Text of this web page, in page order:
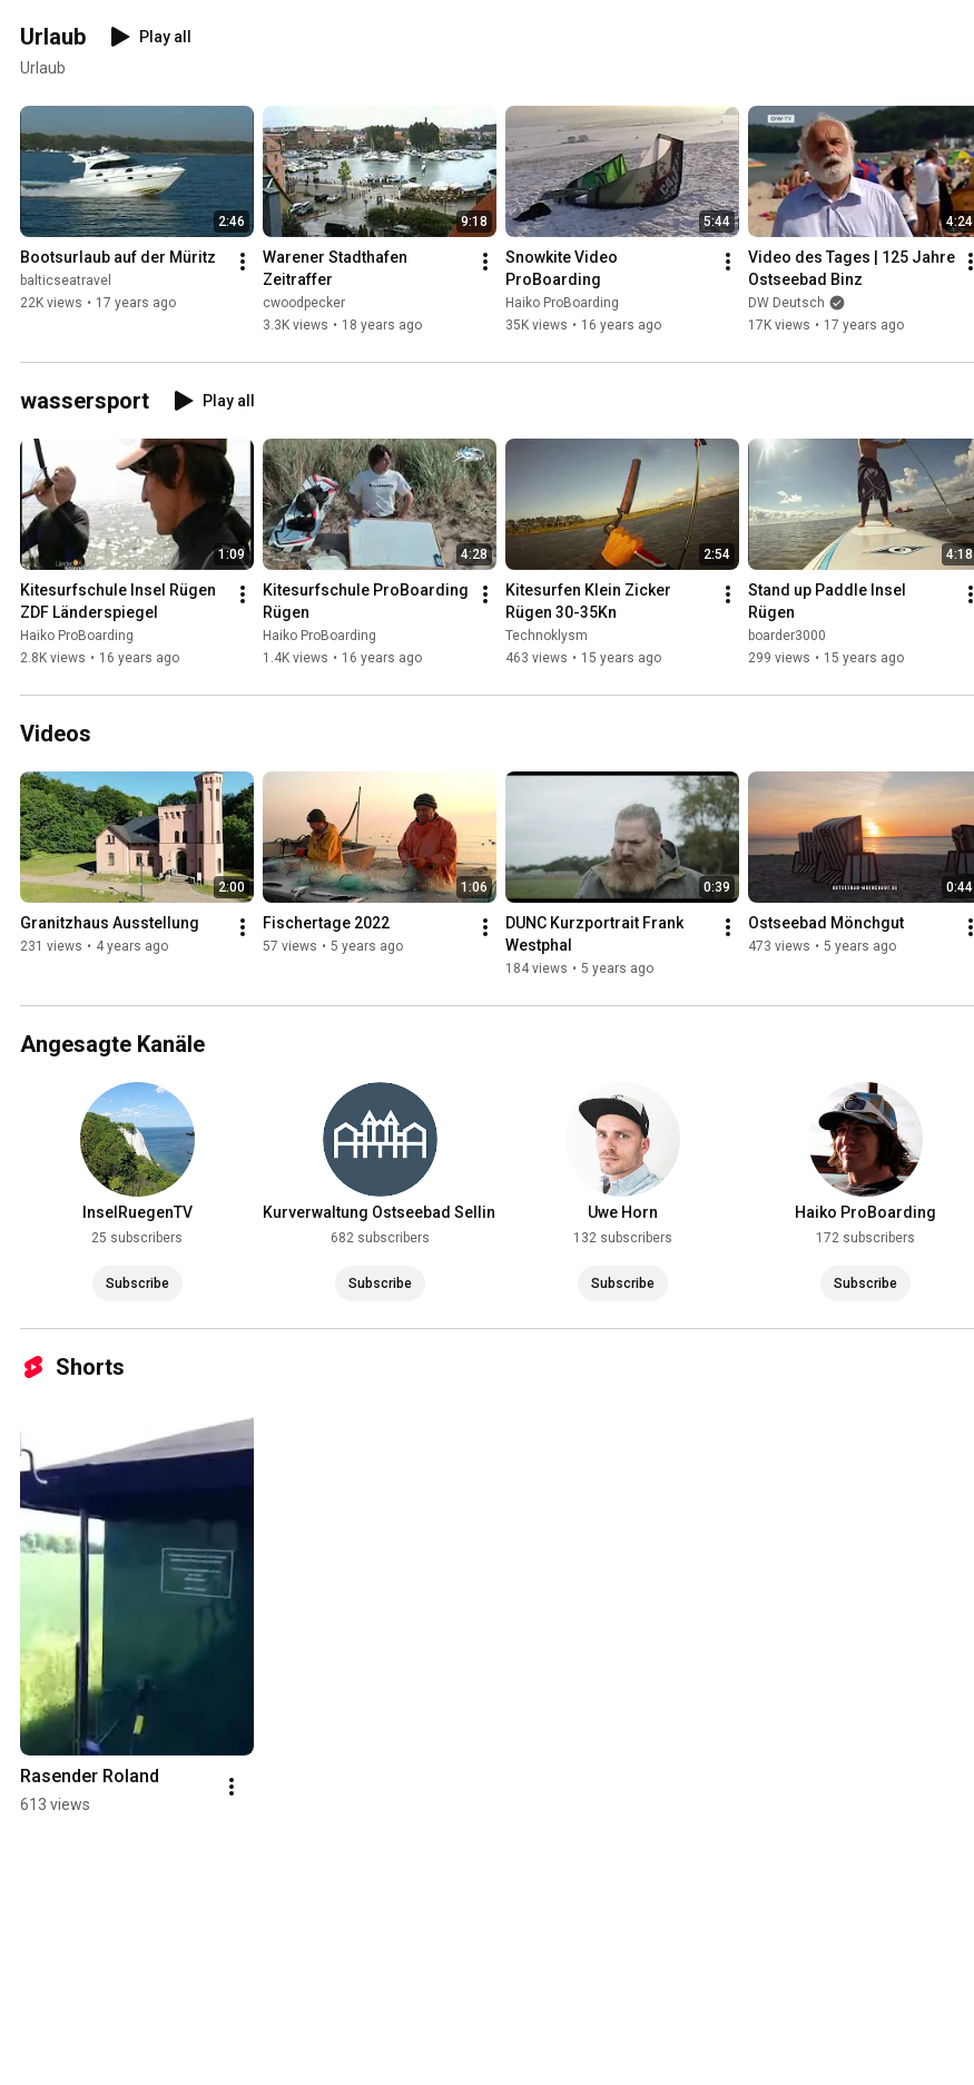
Urlaub
Play all
Urlaub
2:46
Bootsurlaub auf der Müritz
balticseatravel
22K views • 17 years ago
9:18
Warener Stadthafen
Zeitraffer
cwoodpecker
3.3K views • 18 years ago
5:44
Snowkite Video
ProBoarding
Haiko ProBoarding
35K views • 16 years ago
4:24
Video des Tages | 125 Jahre
Ostseebad Binz
DW Deutsch
17K views • 17 years ago
wassersport Play all
1:09
Kitesurfschule Insel Rügen
ZDF Länderspiegel
Haiko ProBoarding
2.8K views • 16 years ago
4:28
Kitesurfschule ProBoarding
Rügen
Haiko ProBoarding
1.4K views • 16 years ago
2:54
Kitesurfen Klein Zicker
Rügen 30-35Kn
Technoklysm
463 views • 15 years ago
4:18
Stand up Paddle Insel
Rügen
boarder3000
299 views • 15 years ago
Videos
2:00
Granitzhaus Ausstellung
231 views • 4 years ago
1:06
Fischertage 2022
57 views • 5 years ago
0:39
DUNC Kurzportrait Frank
Westphal
184 views • 5 years ago
0:44
Ostseebad Mönchgut
473 views • 5 years ago
Angesagte Kanäle
InselRuegenTV
25 subscribers
Subscribe
Kurverwaltung Ostseebad Sellin
682 subscribers
Subscribe
Uwe Horn
132 subscribers
Subscribe
Haiko ProBoarding
172 subscribers
Subscribe
Shorts
Rasender Roland
613 views